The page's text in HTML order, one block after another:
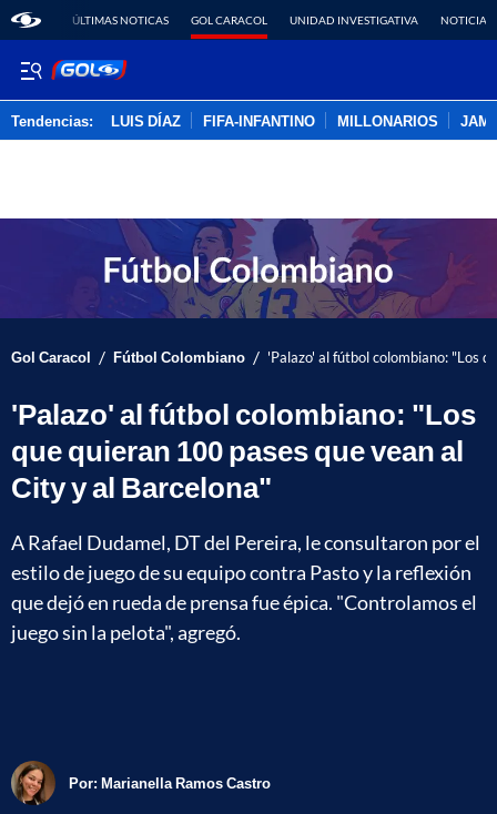
ÚLTIMAS NOTICAS GOL CARACOL UNIDAD INVESTIGATIVA NOTICIAS
Tendencias: LUIS DÍAZ FIFA-INFANTINO MILLONARIOS
Gol Caracol / Fútbol Colombiano / 'Palazo' al fútbol colombiano: "Los
'Palazo' al fútbol colombiano: "Los
que quieran 100 pases que vean al
City y al Barcelona"
A Rafael Dudamel, DT del Pereira, le consultaron por el
estilo de juego de su equipo contra Pasto y la reflexión
que dejó en rueda de prensa fue épica. "Controlamos el
juego sin la pelota", agregó.
Por: Marianella Ramos Castro